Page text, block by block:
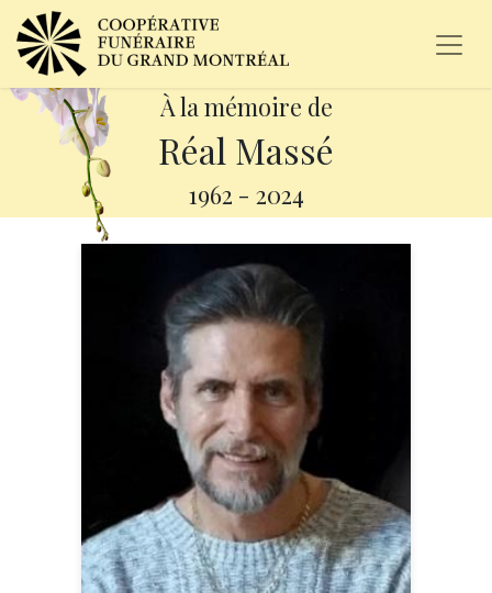
À la mémoire de
Réal Massé
1962 - 2024